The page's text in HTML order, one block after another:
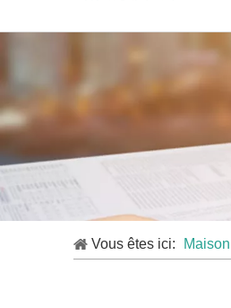
Vous êtes ici: Maison